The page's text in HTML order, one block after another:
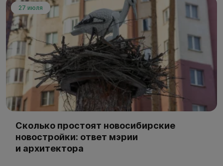
27 июля
Сколько простоят новосибирские
новостройки: ответ мэрии
и архитектора